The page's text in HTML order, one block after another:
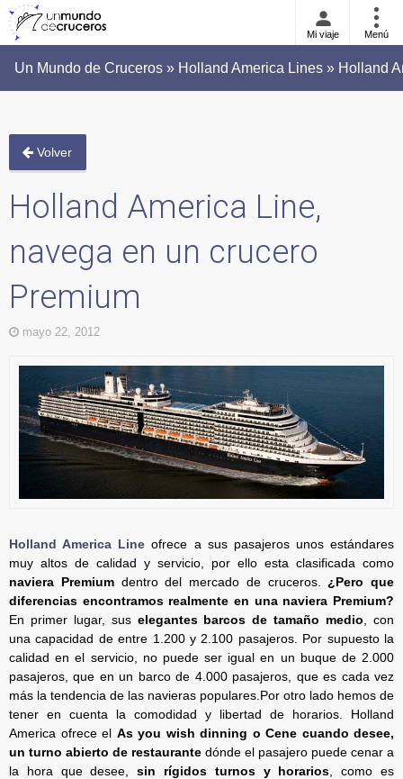
Mi viaje Menú
Un Mundo de Cruceros » Holland America Lines » Holland
Volver
Holland America Line,
navega en un crucero
Premium
mayo 22, 2012
Holland America Line ofrece a sus pasajeros unos estándares
muy altos de calidad y servicio, por ello esta clasificada como
naviera Premiumdentro del mercado de cruceros. ¿Pero que
diferencias encontramos realmente en una naviera Premium?
En primer lugar, sus elegantes barcos de tamaño medio , con
una capacidad de entre 1.200 y 2.100 pasajeros. Por supuesto la
calidad en el servicio, no puede ser igual en un buque de 2.000
pasajeros, que en un barco de 4.000 pasajeros, que es cada vez
más la tendencia de las navieras populares.Por otro lado hemos de
tener en cuenta la comodidad y libertad de horarios. Holland
America ofrece el As you wish dinning o Cene cuando desee,
un turno abierto de restaurante dónde el pasajero puede cenar a
la hora que desee,sin rígidos turnos y horarios , como es